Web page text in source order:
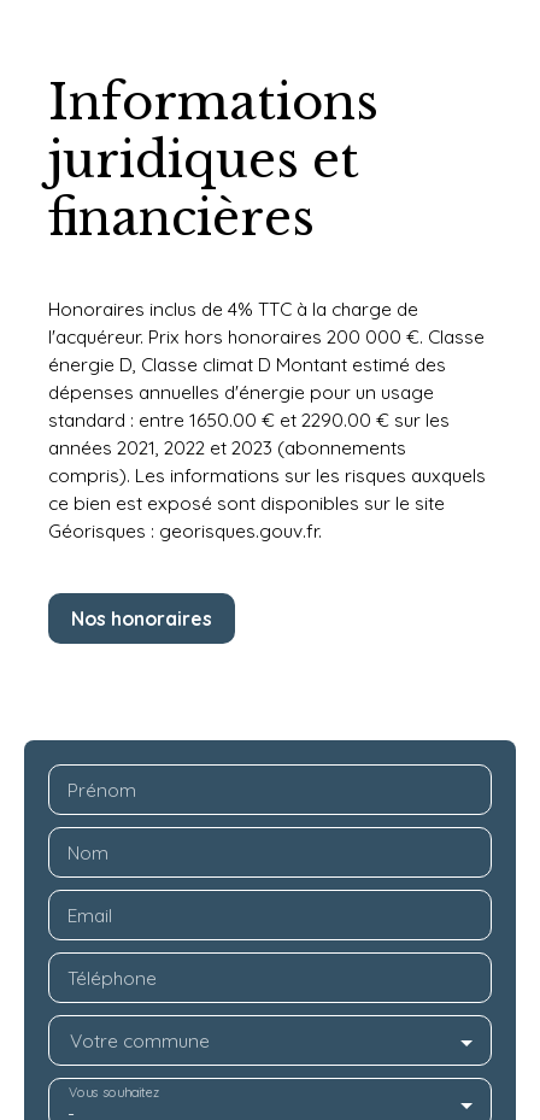
Informations
juridiques et
financières
Honoraires inclus de 4% TTC à la charge de
l'acquéreur. Prix hors honoraires 200 000 €. Classe
énergie D, Classe climat D Montant estimé des
dépenses annuelles d'énergie pour un usage
standard : entre 1650.00 € et 2290.00 € sur les
années 2021, 2022 et 2023 (abonnements
compris). Les informations sur les risques auxquels
ce bien est exposé sont disponibles sur le site
Géorisques : georisques.gouv.fr.
Nos honoraires
Prénom
Nom
Email
Téléphone
Votre commune
-
Vous souhaitez